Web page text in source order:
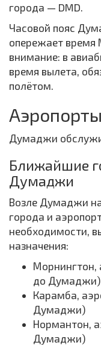
города — DMD.
Часовой пояс
опережает время
внимание: в
время вылета,
полётом.
Думаджи
Ближайшие
Думаджи
Возле Думаджи
города и
необходимости,
назначения:
Морнингтон,
до Думаджи)
Карамба,
Думаджи)
Нормантон,
Думаджи)